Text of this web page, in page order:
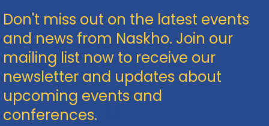
Don't miss out on the latest events
and news from Naskho. Join our
mailing list now to receive our
newsletter and updates about
upcoming events and
conferences.